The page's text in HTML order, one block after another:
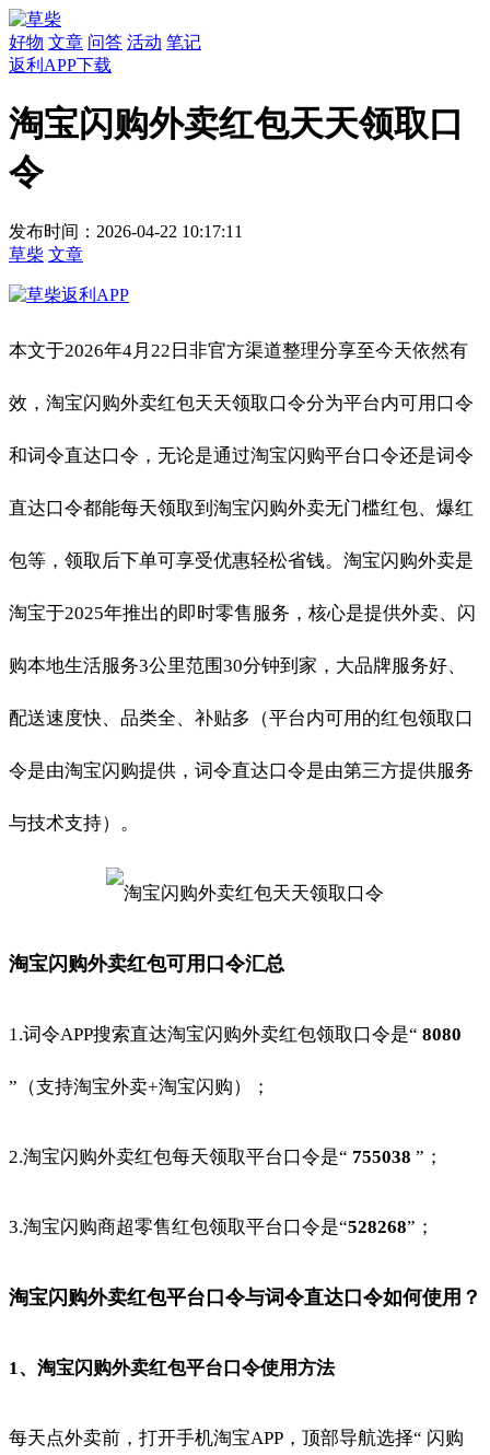
好物 文章 问答 活动 笔记
返利APP下载
淘宝闪购外卖红包天天领取口
令
发布时间：2026-04-22 10:17:11
草柴 文章
本文于2026年4月22日非官方渠道整理分享至今天依然有
效，淘宝闪购外卖红包天天领取口令分为平台内可用口令
和词令直达口令，无论是通过淘宝闪购平台口令还是词令
直达口令都能每天领取到淘宝闪购外卖无门槛红包、爆红
包等，领取后下单可享受优惠轻松省钱。淘宝闪购外卖是
淘宝于2025年推出的即时零售服务，核心是提供外卖、闪
购本地生活服务3公里范围30分钟到家，大品牌服务好、
配送速度快、品类全、补贴多（平台内可用的红包领取口
令是由淘宝闪购提供，词令直达口令是由第三方提供服务
与技术支持）。
淘宝闪购外卖红包可用口令汇总
1.词令APP搜索直达淘宝闪购外卖红包领取口令是“ 8080
”（支持淘宝外卖+淘宝闪购）；
2.淘宝闪购外卖红包每天领取平台口令是“ 755038 ”；
3.淘宝闪购商超零售红包领取平台口令是“528268”；
淘宝闪购外卖红包平台口令与词令直达口令如何使用？
1、淘宝闪购外卖红包平台口令使用方法
每天点外卖前，打开手机淘宝APP，顶部导航选择“ 闪购